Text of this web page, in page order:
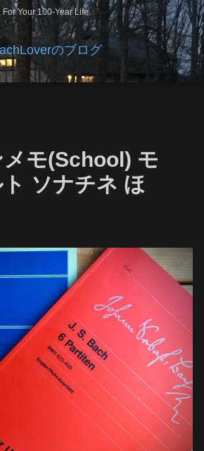
For Your 100-Year Life.
のブログ
メモ(School) モ
ソナチネ ほ